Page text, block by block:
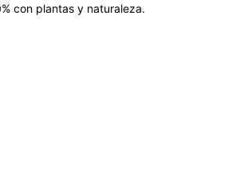
con plantas y naturaleza.